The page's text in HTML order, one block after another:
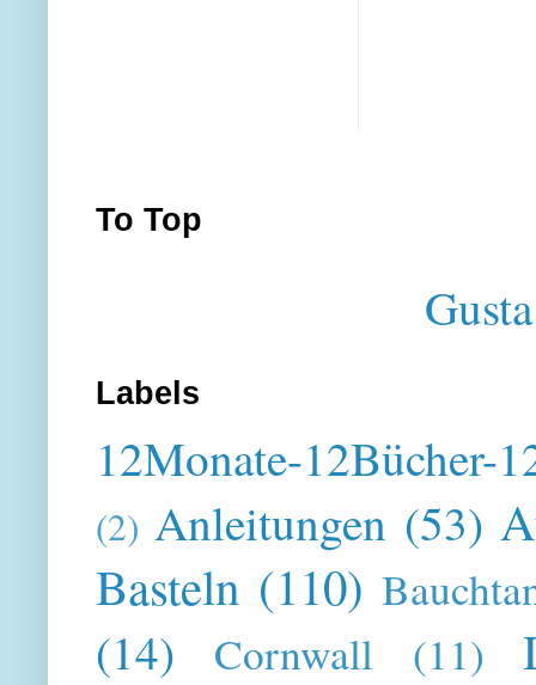
To Top
Labels
12Monate-12Bücher-
(2) Anleitungen (53)
Basteln (110)
(14) Cornwall (11)